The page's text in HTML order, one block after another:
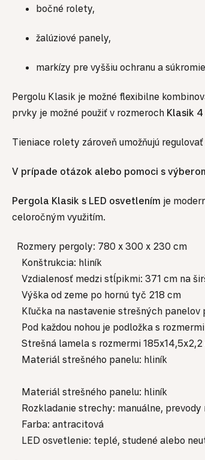
bočné rolety,
žalúziové panely,
markízy pre vyššiu ochranu a
Pergolu Klasik je možné flexibilne
prvky je možné použiť v rozmeroch Klasik
Tieniace rolety zároveň umožňujú
V prípade otázok alebo pomoci s
Pergola Klasik s LED osvetlením je
celoročným využitím.
Rozmery pergoly: 780 x 300 x 230 cm
Konštrukcia: hliník
Vzdialenosť medzi stĺpikmi: 371 cm na
Výška od zeme po hornú tyč 218 cm
Kľučka na nastavenie strešných panelov
Pod každou nohou je podložka s
Strešná lamela s rozmermi 185x14,5x2,2
Materiál strešného panelu: hliník
Materiál strešného panelu: hliník
Rozkladanie strechy: manuálne,
Farba: antracitová
LED osvetlenie: teplé, studené alebo